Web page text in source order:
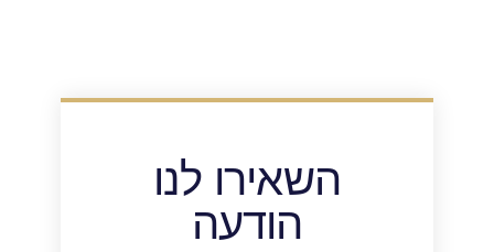
השאירו לנו
הודעה